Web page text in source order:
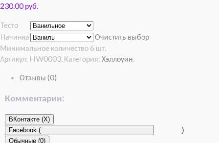
230.00 руб.
Тесто
Начинка
Очистить выбор
Минимальное количество 6 шт.
Артикул: HW0003. Категория: Хэллоуин.
Отзывы (0)
Комментарии:
ВКонтакте (X)
Facebook (
)
Обычные (0)